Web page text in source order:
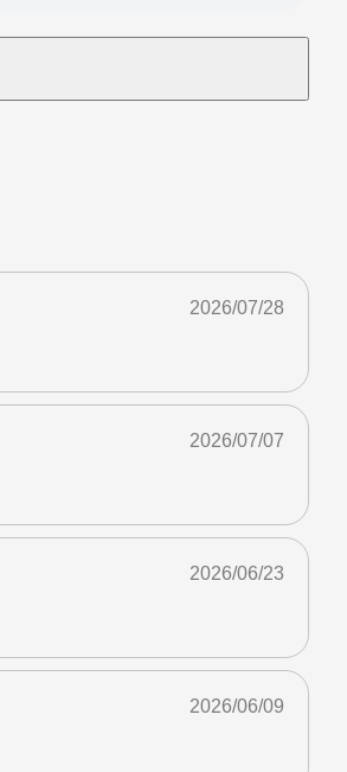
2026/07/28
2026/07/07
2026/06/23
2026/06/09